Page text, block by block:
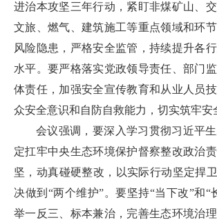
进治本攻坚三年行动，紧盯非煤矿山、交
文旅、燃气、建筑施工等重点领域和环
风险隐患，严格安全监管，持续提升各
水平。要严格落实党政领导责任、部门
体责任，加强安全宣传教育和从业人员
众安全意识和自防自救能力，切实筑牢安
会议强调，要深入学习贯彻习近平
定扛牢中央生态环境保护督察整改政治
坚，动真碰硬整改，以实际行动坚定捍
决做到“两个维护”。要坚持“当下改”和“
举一反三、标本兼治，完善生态环境治